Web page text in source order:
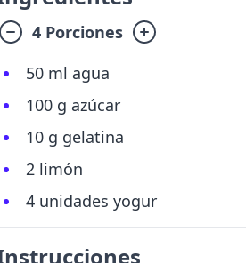
4 Porciones
50 ml agua
100 g azúcar
10 g gelatina
2 limón
4 unidades yogur